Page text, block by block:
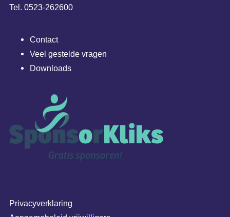
Tel. 0523-262600
Contact
Veel gestelde vragen
Downloads
Privacyverklaring